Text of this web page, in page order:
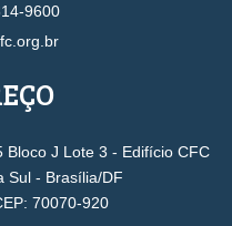
9600
Bloco J Lote 3 - Edifício CFC
Sul - Brasília/DF
70070-920